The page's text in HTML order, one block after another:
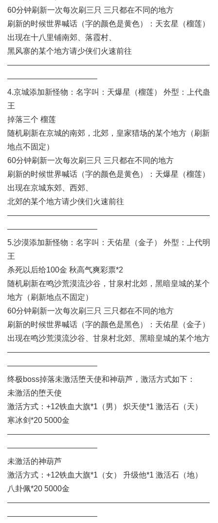
60分钟刷新一次每次刷三只 三只都在不同的地方
刷新的时候世界喊话（字的颜色是黄色）：天玄星（榴莲）
出现在十八里铺南郊、落霞村、
黑风寨的某个地方请少侠们火速前往
——————————————————————————
———————————–
4.京城添加新怪物：名字叫：天爆星（榴莲） 外型：上代蛊
王
掉落三个 榴莲
随机刷新在京城的南郊，北郊，皇家猎场的某个地方（刷新
地点不固定）
60分钟刷新一次每次刷三只 三只都在不同的地方
刷新的时候世界喊话（字的颜色是黄色）：天爆星（榴莲）
出现在京城东郊、西郊、
北郊的某个地方请少侠们火速前往
——————————————————————————
———————————–
5.沙漠添加新怪物：名字叫：天佑星（金子） 外型：上代明
王
杀死以后给100金 秋高气爽彩票*2
随机刷新在鸣沙荒漠流沙谷，甘泉村北郊，黑暗皇城的某个
地方（刷新地点不固定）
60分钟刷新一次每次刷三只 三只都在不同的地方
刷新的时候世界喊话（字的颜色是黑色）：天佑星（金子）
出现在鸣沙荒漠流沙谷、甘泉村北郊、黑暗皇城的某个地方
——————————————————————————
———————————–
终极boss掉落未激活堕天使和神葫芦，激活方式如下：
未激活的堕天使
激活方式：+12铁血大旗*1（男） 炽天使*1 激活石（天）
寒冰剑*20 5000金
——————————————————————————
———————————–
未激活的神葫芦
激活方式：+12铁血大旗*1（女） 升级他*1 激活石（地）
八卦佩*20 5000金
——————————————————————————
———————————–